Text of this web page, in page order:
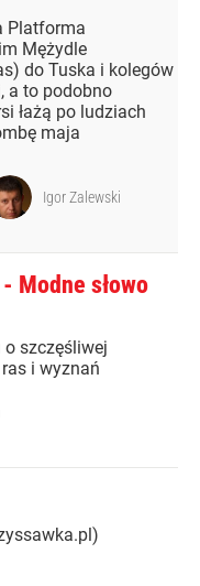
Platforma
Mężydle
do Tuska i kolegów
a to podobno
łażą po ludziach
maja
Igor Zalewski
Modne słowo
o szczęśliwej
i wyznań